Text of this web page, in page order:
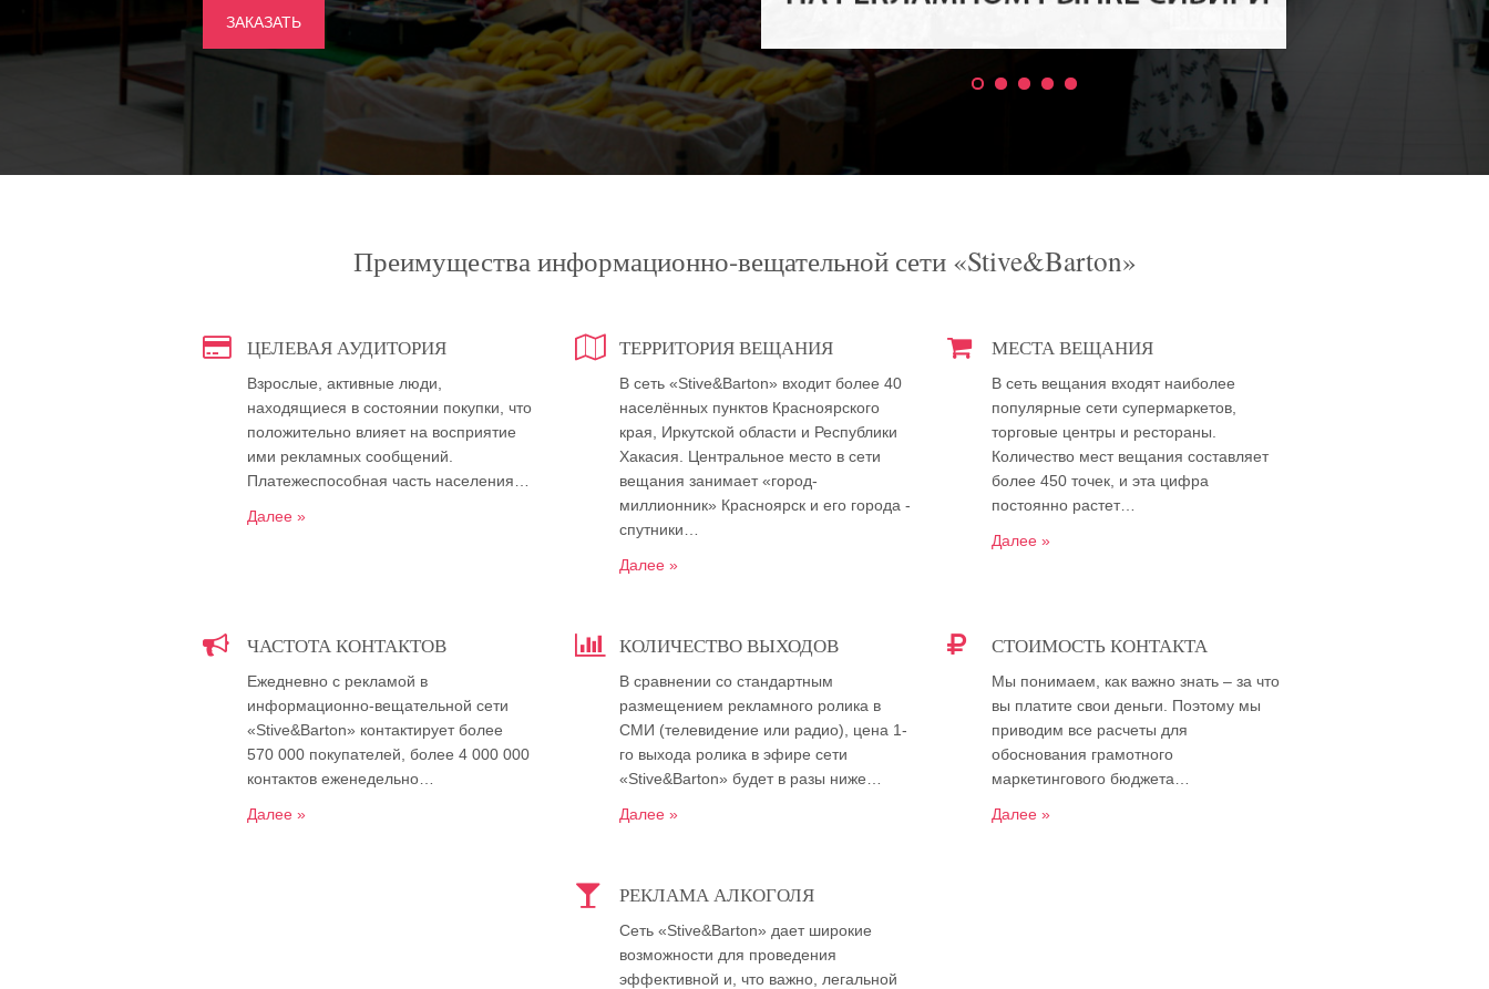
ЗАКАЗАТЬ
Преимущества информационно-вещательной сети «Stive&Barton»
ЦЕЛЕВАЯ АУДИТОРИЯ
Взрослые, активные люди,
находящиеся в состоянии покупки, что
положительно влияет на восприятие
ими рекламных сообщений.
Платежеспособная часть населения…
Далее »
ТЕРРИТОРИЯ ВЕЩАНИЯ
В сеть «Stive&Barton» входит более 40
населённых пунктов Красноярского
края, Иркутской области и Республики
Хакасия. Центральное место в сети
вещания занимает «город-
миллионник» Красноярск и его города -
спутники…
Далее »
МЕСТА ВЕЩАНИЯ
В сеть вещания входят наиболее
популярные сети супермаркетов,
торговые центры и рестораны.
Количество мест вещания составляет
более 450 точек, и эта цифра
постоянно растет…
Далее »
ЧАСТОТА КОНТАКТОВ
Ежедневно с рекламой в
информационно-вещательной сети
«Stive&Barton» контактирует более
570 000 покупателей, более 4 000 000
контактов еженедельно…
Далее »
КОЛИЧЕСТВО ВЫХОДОВ
В сравнении со стандартным
размещением рекламного ролика в
СМИ (телевидение или радио), цена 1-
го выхода ролика в эфире сети
«Stive&Barton» будет в разы ниже…
Далее »
СТОИМОСТЬ КОНТАКТА
Мы понимаем, как важно знать – за что
вы платите свои деньги. Поэтому мы
приводим все расчеты для
обоснования грамотного
маркетингового бюджета…
Далее »
РЕКЛАМА АЛКОГОЛЯ
Сеть «Stive&Barton» дает широкие
возможности для проведения
эффективной и, что важно, легальной